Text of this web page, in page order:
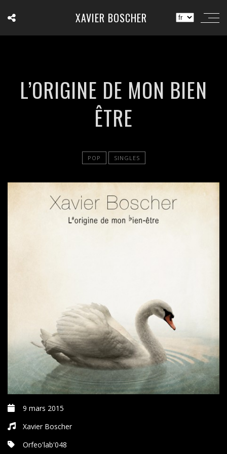
XAVIER BOSCHER
L’ORIGINE DE MON BIEN
ÊTRE
POP SINGLES
9 mars 2015
Xavier Boscher
Orfeo'lab'048